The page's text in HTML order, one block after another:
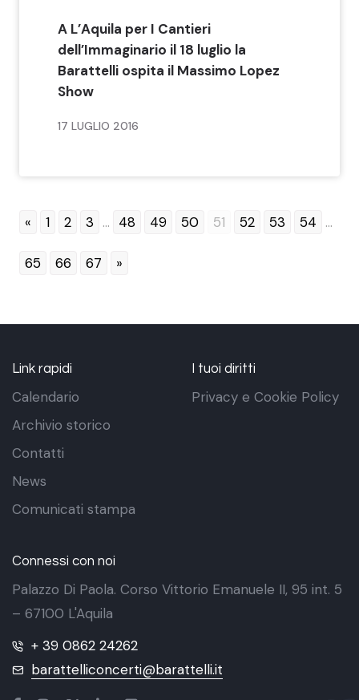
A L’Aquila per I Cantieri
dell’Immaginario il 18 luglio la
Barattelli ospita il Massimo Lopez
Show
17 LUGLIO 2016
« 1 2 3 ... 48 49 50 51 52 53 54 ...
65 66 67 »
Link rapidi
Calendario
Archivio storico
Contatti
News
Comunicati stampa
I tuoi diritti
Privacy e Cookie Policy
Connessi con noi
Palazzo Di Paola. Corso Vittorio Emanuele II, 95 int. 5
– 67100 L'Aquila
+ 39 0862 24262
barattelliconcerti@barattelli.it